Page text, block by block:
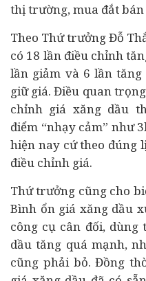
thị trường, mua đắt
Theo Thứ trưởng Đỗ
có 18 lần điều chỉnh
lần giảm và 6 lần
giữ giá. Điều quan
chỉnh giá xăng dầu
điểm “nhạy cảm” như
hiện nay cứ theo đúng
điều chỉnh giá.
Thứ trưởng cũng cho
Bình ổn giá xăng dầu
công cụ cân đối,
dầu tăng quá mạnh,
cũng phải bỏ. Đồng